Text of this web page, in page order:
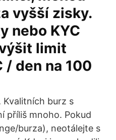
vyšší zisky.
nebo KYC
limit
/ den na 100
Kvalitních burz s
příliš mnoho. Pokud
burza), neotálejte s